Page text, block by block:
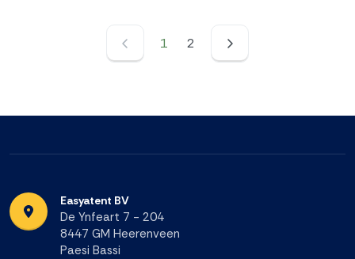
1 2
Easyatent BV
De Ynfeart 7 - 204
8447 GM Heerenveen
Paesi Bassi